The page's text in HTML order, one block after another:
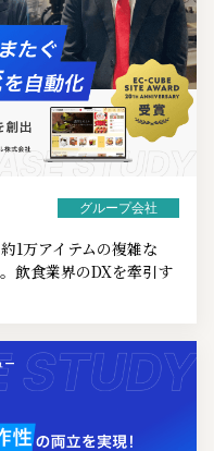
グループ会社
1万アイテムの複雑な
飲食業界のDXを牽引す